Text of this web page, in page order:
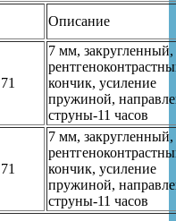
Описание
7 мм, закругленный,
кончик, усиление
пружиной,
струны-11 часов
7 мм, закругленный,
кончик, усиление
пружиной,
струны-11 часов